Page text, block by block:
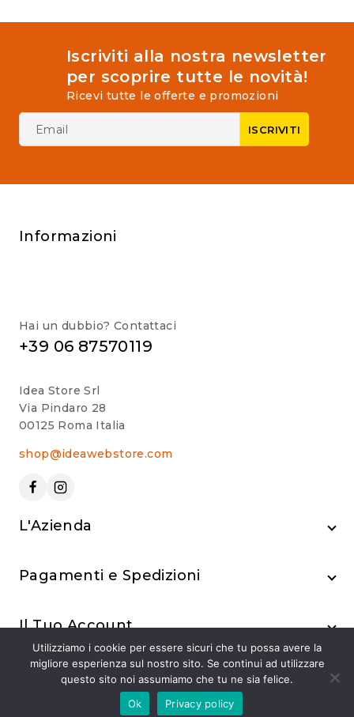
Iscriviti alla nostra newsletter
per scoprire tutte le novità!
Ricevi tutte le offerte e promozioni
Informazioni
Hai un dubbio? Contattaci
+39 06 87570119
Idea Store Srl
Via Pindaro 28
00125 Roma Italia
shop@ideawebstore.com
L'Azienda
Pagamenti e Spedizioni
Il Tuo Account
© 2024 Idea Store Srl
Utilizziamo i cookie per essere sicuri che tu possa avere la
migliore esperienza sul nostro sito. Se continui ad utilizzare
questo sito noi assumiamo che tu ne sia felice.
Ok
Privacy policy